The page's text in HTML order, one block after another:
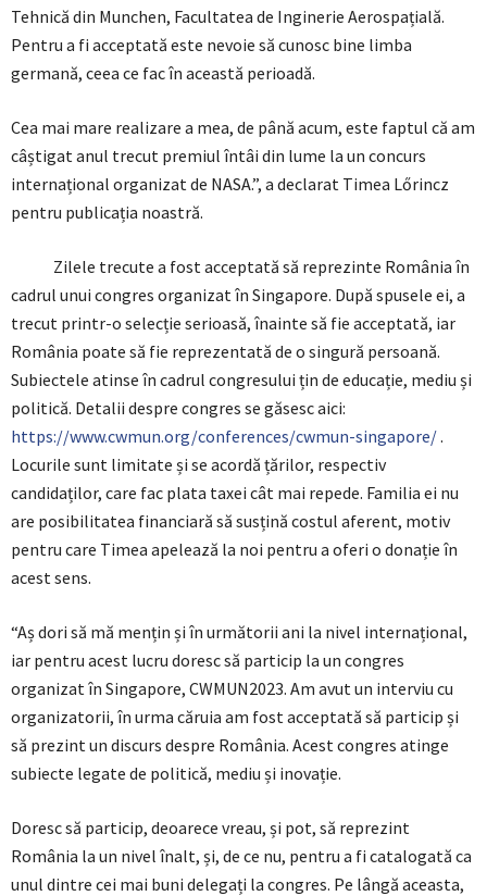
Tehnică din Munchen, Facultatea de Inginerie Aerospațială.
Pentru a fi acceptată este nevoie să cunosc bine limba
germană, ceea ce fac în această perioadă.
Cea mai mare realizare a mea, de până acum, este faptul că am
câștigat anul trecut premiul întâi din lume la un concurs
internațional organizat de NASA.”, a declarat Timea Lőrincz
pentru publicația noastră.
Zilele trecute a fost acceptată să reprezinte România în
cadrul unui congres organizat în Singapore. După spusele ei, a
trecut printr-o selecție serioasă, înainte să fie acceptată, iar
România poate să fie reprezentată de o singură persoană.
Subiectele atinse în cadrul congresului țin de educație, mediu și
politică. Detalii despre congres se găsesc aici:
https://www.cwmun.org/conferences/cwmun-singapore/.
Locurile sunt limitate și se acordă țărilor, respectiv
candidaților, care fac plata taxei cât mai repede. Familia ei nu
are posibilitatea financiară să susțină costul aferent, motiv
pentru care Timea apelează la noi pentru a oferi o donație în
acest sens.
“Aș dori să mă mențin și în următorii ani la nivel internațional,
iar pentru acest lucru doresc să particip la un congres
organizat în Singapore, CWMUN2023. Am avut un interviu cu
organizatorii, în urma căruia am fost acceptată să particip și
să prezint un discurs despre România. Acest congres atinge
subiecte legate de politică, mediu și inovație.
Doresc să particip, deoarece vreau, și pot, să reprezint
România la un nivel înalt, și, de ce nu, pentru a fi catalogată ca
unul dintre cei mai buni delegați la congres. Pe lângă aceasta,